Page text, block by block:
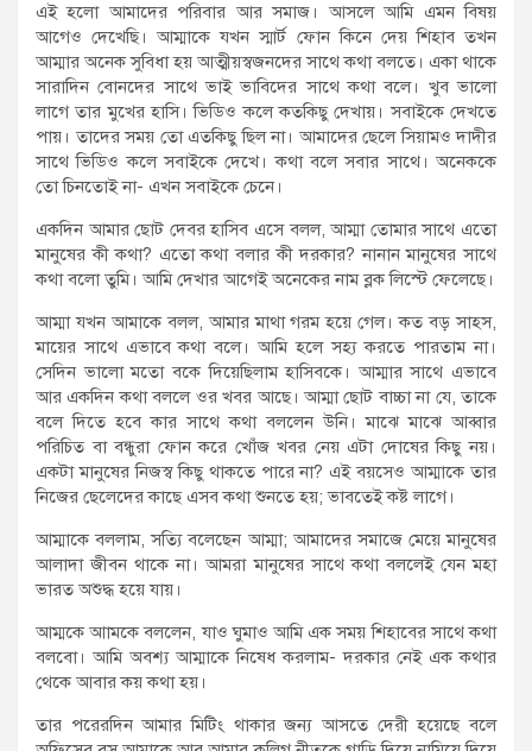
এই হলো আমাদের পরিবার আর সমাজ। আসলে আমি এমন বিষয়
আগেও দেখেছি। আম্মাকে যখন স্মার্ট ফোন কিনে দেয় শিহাব তখন
আম্মার অনেক সুবিধা হয় আত্মীয়স্বজনদের সাথে কথা বলতে। একা থাকে
সারাদিন বোনদের সাথে ভাই ভাবিদের সাথে কথা বলে। খুব ভালো
লাগে তার মুখের হাসি। ভিডিও কলে কতকিছু দেখায়। সবাইকে দেখতে
পায়। তাদের সময় তো এতকিছু ছিল না। আমাদের ছেলে সিয়ামও দাদীর
সাথে ভিডিও কলে সবাইকে দেখে। কথা বলে সবার সাথে। অনেককে
তো চিনতোই না- এখন সবাইকে চেনে।
একদিন আমার ছোট দেবর হাসিব এসে বলল, আম্মা তোমার সাথে এতো
মানুষের কী কথা? এতো কথা বলার কী দরকার? নানান মানুষের সাথে
কথা বলো তুমি। আমি দেখার আগেই অনেকের নাম ব্লক লিস্টে ফেলেছে।
আম্মা যখন আমাকে বলল, আমার মাথা গরম হয়ে গেল। কত বড় সাহস,
মায়ের সাথে এভাবে কথা বলে। আমি হলে সহ্য করতে পারতাম না।
সেদিন ভালো মতো বকে দিয়েছিলাম হাসিবকে। আম্মার সাথে এভাবে
আর একদিন কথা বললে ওর খবর আছে। আম্মা ছোট বাচ্চা না যে, তাকে
বলে দিতে হবে কার সাথে কথা বললেন উনি। মাঝে মাঝে আব্বার
পরিচিত বা বন্ধুরা ফোন করে খোঁজ খবর নেয় এটা দোষের কিছু নয়।
একটা মানুষের নিজস্ব কিছু থাকতে পারে না? এই বয়সেও আম্মাকে তার
নিজের ছেলেদের কাছে এসব কথা শুনতে হয়; ভাবতেই কষ্ট লাগে।
আম্মাকে বললাম, সত্যি বলেছেন আম্মা; আমাদের সমাজে মেয়ে মানুষের
আলাদা জীবন থাকে না। আমরা মানুষের সাথে কথা বললেই যেন মহা
ভারত অশুদ্ধ হয়ে যায়।
আম্মকে আামকে বললেন, যাও ঘুমাও আমি এক সময় শিহাবের সাথে কথা
বলবো। আমি অবশ্য আম্মাকে নিষেধ করলাম- দরকার নেই এক কথার
থেকে আবার কয় কথা হয়।
তার পরেরদিন আমার মিটিং থাকার জন্য আসতে দেরী হয়েছে বলে